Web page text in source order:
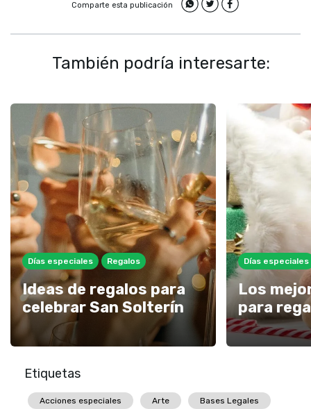
Comparte esta publicación
También podría interesarte:
Días especiales Regalos
Ideas de regalos para
celebrar San Solterín
Días especiales
Los
para
Etiquetas
Acciones especiales Arte Bases Legales